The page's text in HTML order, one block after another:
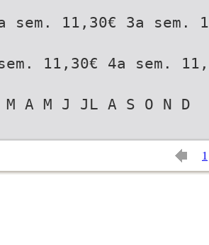
sem. 11,30€ 3a sem.
11,30€ 4a sem.
M A M J JL A S O N D
1